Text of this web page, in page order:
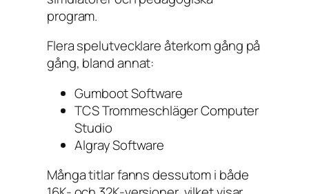
program.
Flera spelutvecklare återkom gång på
gång, bland annat:
Gumboot Software
TCS Trommeschläger Computer
Studio
Algray Software
Många titlar fanns dessutom i både